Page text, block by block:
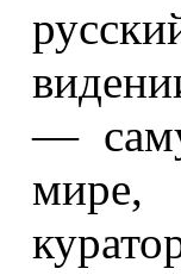
—
мире,